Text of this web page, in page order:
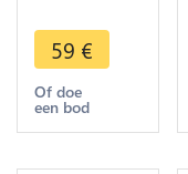
Liard
Ferdinand
de Bavière
1612 1650
59 €
Of doe
een bod